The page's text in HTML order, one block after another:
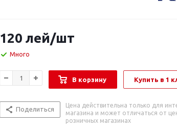
120 лей/шт
Много
В корзину Купить в 1
Поделиться
Цена действительна только для
магазина и может отличаться от
розничных магазинах